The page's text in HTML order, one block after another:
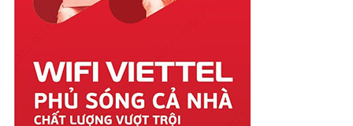
Thái Nguyên
Thừa Thiên Huế
Tiền Giang
Trà Vinh
Tuyên Quang